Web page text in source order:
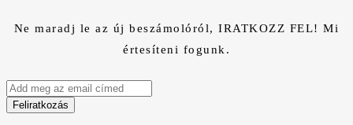
Ne maradj le az új beszámolóról, IRATKOZZ FEL! Mi
értesíteni fogunk.